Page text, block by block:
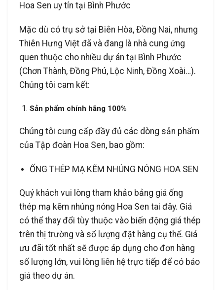
Hoa Sen uy tín tại Bình Phước
Mặc dù có trụ sở tại Biên Hòa, Đồng Nai, nhưng
Thiên Hưng Việt đã và đang là nhà cung ứng
quen thuộc cho nhiều dự án tại Bình Phước
(Chơn Thành, Đồng Phú, Lộc Ninh, Đồng Xoài…).
Chúng tôi cam kết:
Sản phẩm chính hãng 100%
Chúng tôi cung cấp đầy đủ các dòng sản phẩm
của Tập đoàn Hoa Sen, bao gồm:
ỐNG THÉP MẠ KẼM NHÚNG NÓNG HOA SEN
Quý khách vui lòng tham khảo bảng giá ống
thép mạ kẽm nhúng nóng Hoa Sen tai đây. Giá
có thể thay đổi tùy thuộc vào biến động giá thép
trên thị trường và số lượng đặt hàng cụ thể. Giá
ưu đãi tốt nhất sẽ được áp dụng cho đơn hàng
số lượng lớn, vui lòng liên hệ trực tiếp để có báo
giá theo dự án.